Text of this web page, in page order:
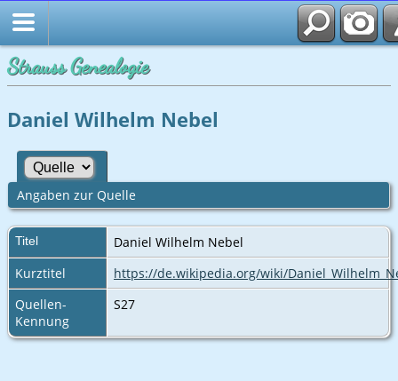
Strauss Genealogie
Daniel Wilhelm Nebel
Angaben zur Quelle
Titel
Daniel Wilhelm Nebel
Kurztitel
https://de.wikipedia.org/wiki/
Quellen-
Kennung
S27